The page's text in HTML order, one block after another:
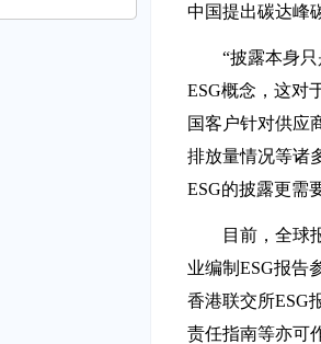
中国提出碳达峰
“披露本身
ESG概念，这对
国客户针对供应
排放量情况等诸
ESG的披露更需
目前，全球
业编制ESG报告
香港联交所ESG
责任指南等亦可